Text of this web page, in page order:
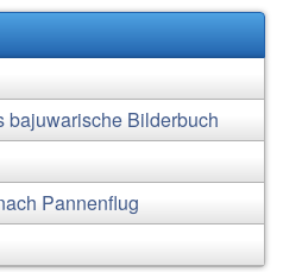
bajuwarische Bilderbuch
Pannenflug